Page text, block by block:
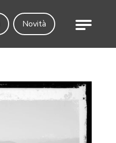
Novità Menu